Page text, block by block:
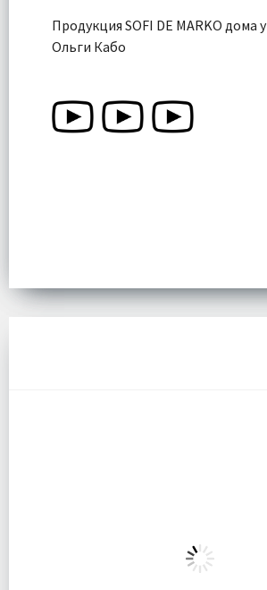
Продукция SOFI DE MARKO дома у
Ольги Кабо